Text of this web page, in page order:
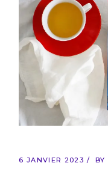
6 JANVIER 2023 BY